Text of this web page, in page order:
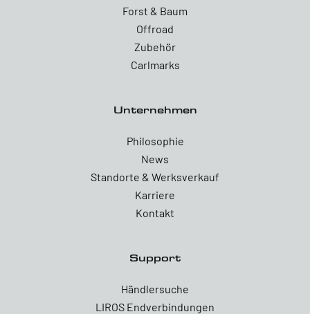
Forst & Baum
Offroad
Zubehör
Carlmarks
Unternehmen
Philosophie
News
Standorte & Werksverkauf
Karriere
Kontakt
Support
Händlersuche
LIROS Endverbindungen